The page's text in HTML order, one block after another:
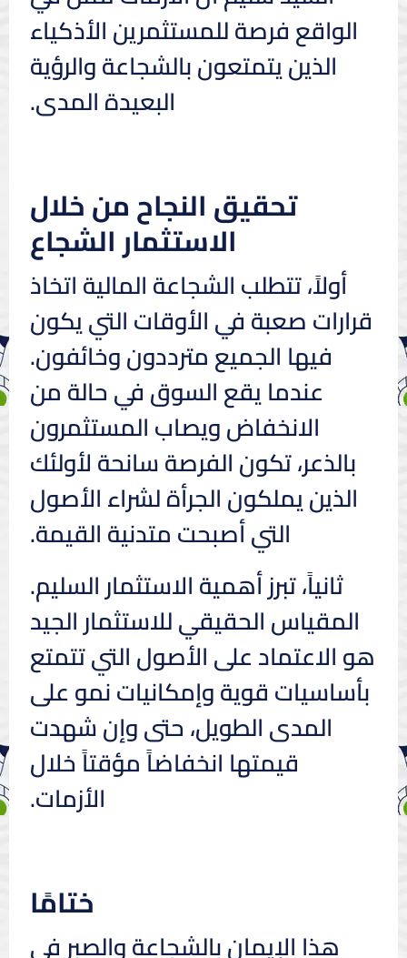
الواقع فرصة للمستثمرين الأذكياء
الذين يتمتعون بالشجاعة والرؤية
البعيدة المدى.
تحقيق النجاح من خلال
الاستثمار الشجاع
أولاً، تتطلب الشجاعة المالية اتخاذ
قرارات صعبة في الأوقات التي يكون
فيها الجميع مترددون وخائفون.
عندما يقع السوق في حالة من
الانخفاض ويصاب المستثمرون
بالذعر، تكون الفرصة سانحة لأولئك
الذين يملكون الجرأة لشراء الأصول
التي أصبحت متدنية القيمة.
ثانياً، تبرز أهمية الاستثمار السليم.
المقياس الحقيقي للاستثمار الجيد
هو الاعتماد على الأصول التي تتمتع
بأساسيات قوية وإمكانيات نمو على
المدى الطويل، حتى وإن شهدت
قيمتها انخفاضاً مؤقتاً خلال
الأزمات.
ختامًا
هذا الإيمان بالشجاعة والصبر في